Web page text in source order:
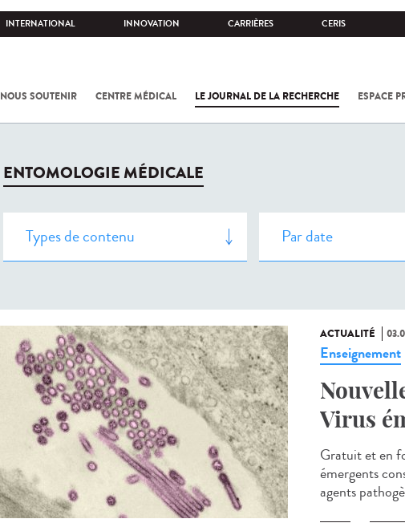
INTERNATIONAL INNOVATION CARRIÈRES CERIS
NOUS SOUTENIR CENTRE MÉDICAL LE JOURNAL DE LA RECHERCHE ESPACE
ENTOMOLOGIE MÉDICALE
ACTUALITÉ
Enseignement
Virus
Gratuit et en
émergents
agents